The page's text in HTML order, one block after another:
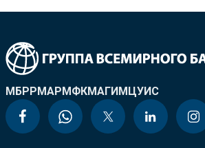
МБРРМАРМФКМАГИМЦУИС